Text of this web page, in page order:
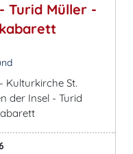
Turid Müller -
Kulturkirche St.
der Insel - Turid